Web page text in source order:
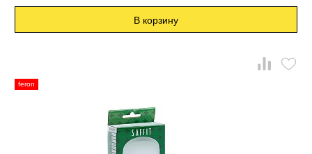
В корзину
feron